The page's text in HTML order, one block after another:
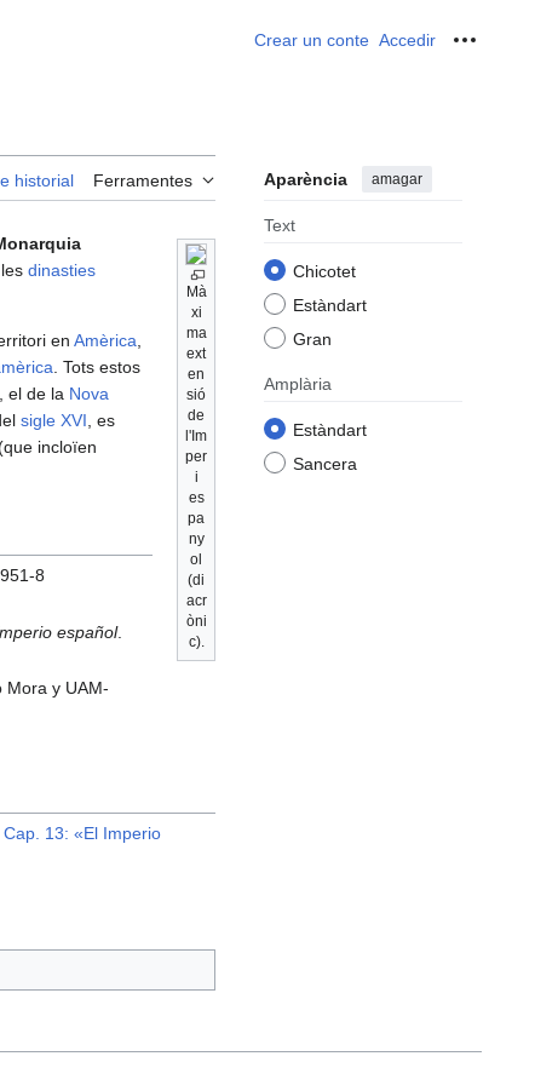
Crear un conte Accedir
historial Ferramentes Aparència amagar
Text
Chicotet
Estàndart
Gran
Amplària
Estàndart
Sancera
Mà
xi
ma
ext
en
sió
de
l'Im
per
i
es
pa
ny
ol
(di
acr
òni
c).
dinasties
en Amèrica
. Tots estos
el de la Nova
sigle XVI , es
incloïen
8
español.
Mora y UAM-
Cap. 13: «El Imperio